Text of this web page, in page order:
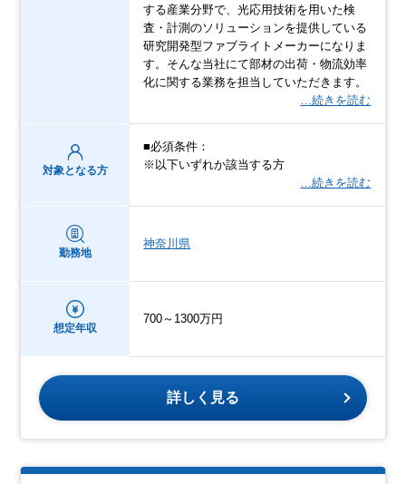
する産業分野で、光応用技術を用いた検
査・計測のソリューションを提供している
研究開発型ファブライトメーカーになりま
す。そんな当社にて部材の出荷・物流効率
化に関する業務を担当していただきます。
…続きを読む
対象となる方
■必須条件：
※以下いずれか該当する方
…続きを読む
勤務地
神奈川県
想定年収
700～1300万円
詳しく見る